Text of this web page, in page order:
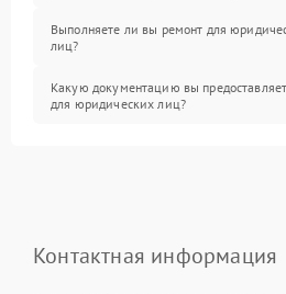
Выполняете ли вы ремонт для
лиц?
Какую документацию вы
для юридических лиц?
Контактная информация